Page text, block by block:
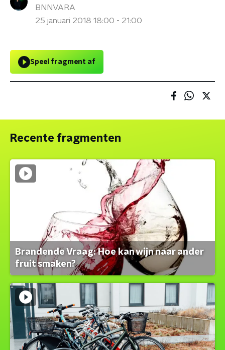
BNNVARA
25 januari 2018 18:00 - 21:00
Speel fragment af
Recente fragmenten
Brandende Vraag: Hoe kan wijn naar ander
fruit smaken?